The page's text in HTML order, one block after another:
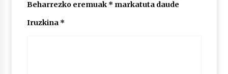
2026/07/03
Beharrezko eremuak * markatuta daude
Iruzkina *